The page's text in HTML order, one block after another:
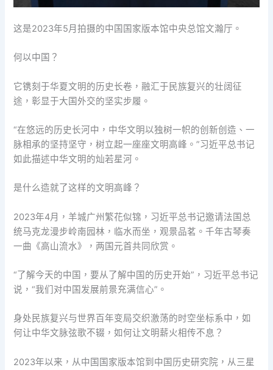
这是2023年5月拍摄的中国国家版本馆中央总馆文瀚厅。
何以中国？
它镌刻于华夏文明的历史长卷，融汇于民族复兴的壮阔征
途，彰显于大国外交的坚实步履。
“在悠远的历史长河中，中华文明以独树一帜的创新创造、一
脉相承的坚持坚守，树立起一座座文明高峰。”习近平总书记
如此描述中华文明的灿若星河。
是什么造就了这样的文明高峰？
2023年4月，羊城广州繁花似锦，习近平总书记邀请法国总
统马克龙漫步岭南园林，临水而坐，观景品茗。千年古琴奏
一曲《高山流水》，两国元首共同欣赏。
“了解今天的中国，要从了解中国的历史开始”，习近平总书记
说，“我们对中国发展前景充满信心”。
身处民族复兴与世界百年变局交织激荡的时空坐标系中，如
何让中华文脉弦歌不辍，如何让文明薪火相传不息？
2023年以来，从中国国家版本馆到中国历史研究院，从三星